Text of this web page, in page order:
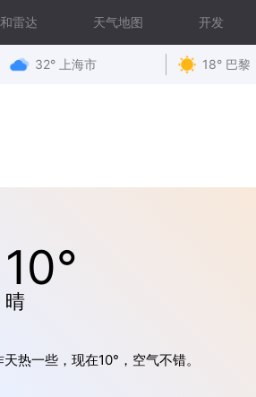
雷达 天气地图 开发
32° 上海市 18° 巴黎
10°
晴
热一些，现在10°，空气不错。